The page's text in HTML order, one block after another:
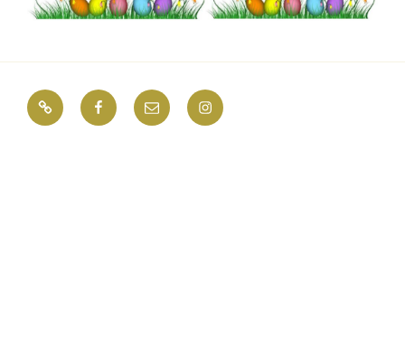
ImpressumFacebook
E-
Mail
Instagram